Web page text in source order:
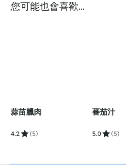
您可能也會喜歡...
蒜苗臘肉
4.2 (5)
蕃茄汁
5.0 (5)